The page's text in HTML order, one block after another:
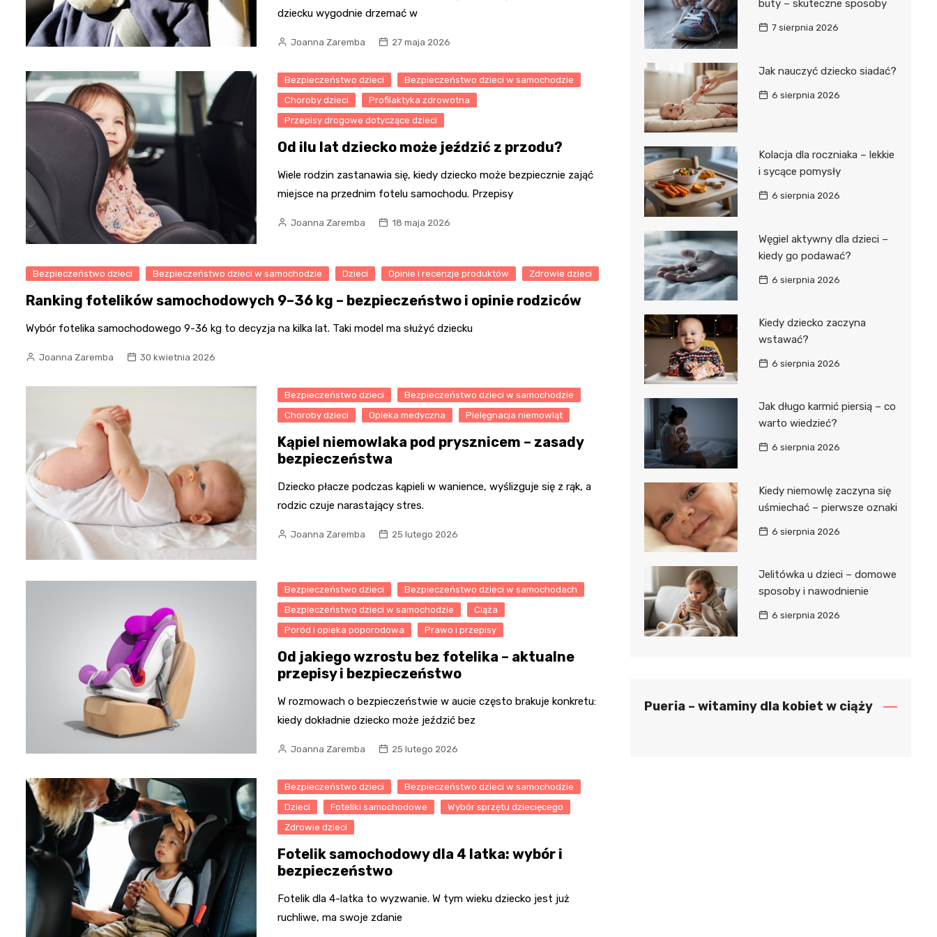
dziecku wygodnie drzemać w
Joanna Zaremba 27 maja 2026
Bezpieczeństwo dzieci
Bezpieczeństwo dzieci w samochodzie
Choroby dzieci
Profilaktyka zdrowotna
Przepisy drogowe dotyczące dzieci
Od ilu lat dziecko może jeździć z przodu?
Wiele rodzin zastanawia się, kiedy dziecko może bezpiecznie zająć
miejsce na przednim fotelu samochodu. Przepisy
Joanna Zaremba 18 maja 2026
Bezpieczeństwo dzieci Bezpieczeństwo dzieci w samochodzie Dzieci Opinie i recenzje produktów Zdrowie dzieci
Ranking fotelików samochodowych 9–36 kg – bezpieczeństwo i opinie rodziców
Wybór fotelika samochodowego 9-36 kg to decyzja na kilka lat. Taki model ma służyć dziecku
Joanna Zaremba 30 kwietnia 2026
Bezpieczeństwo dzieci
Bezpieczeństwo dzieci w samochodzie
Choroby dzieci
Opieka medyczna Pielęgnacja niemowląt
Kąpiel niemowlaka pod prysznicem – zasady
bezpieczeństwa
Dziecko płacze podczas kąpieli w wanience, wyślizguje się z rąk, a
rodzic czuje narastający stres.
Joanna Zaremba 25 lutego 2026
Bezpieczeństwo dzieci
Bezpieczeństwo dzieci w samochodach
Bezpieczeństwo dzieci w samochodzie
Ciąża
Poród i opieka poporodowa
Prawo i przepisy
Od jakiego wzrostu bez fotelika – aktualne
przepisy i bezpieczeństwo
W rozmowach o bezpieczeństwie w aucie często brakuje konkretu:
kiedy dokładnie dziecko może jeździć bez
Joanna Zaremba 25 lutego 2026
Bezpieczeństwo dzieci
Bezpieczeństwo dzieci w samochodzie
Dzieci
Foteliki samochodowe
Wybór sprzętu dziecięcego
Zdrowie dzieci
Fotelik samochodowy dla 4 latka: wybór i
bezpieczeństwo
Fotelik dla 4-latka to wyzwanie. W tym wieku dziecko jest już
ruchliwe, ma swoje zdanie
buty – skuteczne sposoby
7 sierpnia 2026
Jak nauczyć dziecko siadać?
6 sierpnia 2026
Kolacja dla roczniaka – lekkie
i sycące pomysły
6 sierpnia 2026
Węgiel aktywny dla dzieci –
kiedy go podawać?
6 sierpnia 2026
Kiedy dziecko zaczyna
wstawać?
6 sierpnia 2026
Jak długo karmić piersią – co
warto wiedzieć?
6 sierpnia 2026
Kiedy niemowlę zaczyna się
uśmiechać – pierwsze oznaki
6 sierpnia 2026
Jelitówka u dzieci – domowe
sposoby i nawodnienie
6 sierpnia 2026
Pueria – witaminy dla kobiet w ciąży